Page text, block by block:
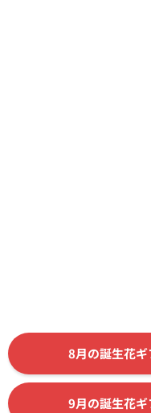
8月の誕生花
9月の誕生花